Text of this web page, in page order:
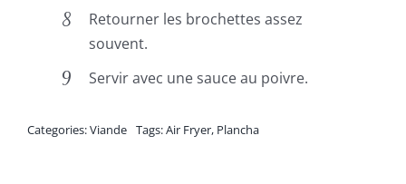
Retourner les brochettes assez
souvent.
Servir avec une sauce au poivre.
Categories:Viande Tags:Air Fryer, Plancha